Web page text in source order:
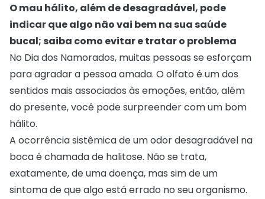
O mau hálito, além de desagradável, pode
indicar que algo não vai bem na sua saúde
bucal; saiba como evitar e tratar o problema
No Dia dos Namorados, muitas pessoas se esforçam
para agradar a pessoa amada. O olfato é um dos
sentidos mais associados às emoções, então, além
do presente, você pode surpreender com um bom
hálito.
A ocorrência sistêmica de um odor desagradável na
boca é chamada de halitose. Não se trata,
exatamente, de uma doença, mas sim de um
sintoma de que algo está errado no seu organismo.